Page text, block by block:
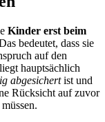
Kinder erst beim
bedeutet, dass sie
auf den
hauptsächlich
abgesichertist und
Rücksicht auf zuvor